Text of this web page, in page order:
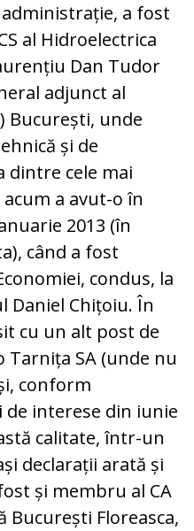
a fost
al Hidroelectrica
Dan Tudor
adjunct al
București, unde
și de
dintre cele mai
a avut-o în
2013 (în
când a fost
condus, la
Daniel Chițoiu. În
cu un alt post de
Tarnița SA (unde nu
conform
de interese din iunie
calitate, într-un
declarații arată și
și membru al CA
București Floreasca,